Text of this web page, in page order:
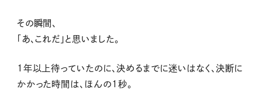
その瞬間、
「あ、これだ」と思いました。
1年以上待っていたのに、決めるまでに迷いはなく、決断に
かかった時間は、ほんの1秒。